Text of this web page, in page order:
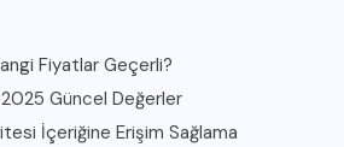
Fiyatlar Geçerli?
2025 Güncel Değerler
İçeriğine Erişim Sağlama